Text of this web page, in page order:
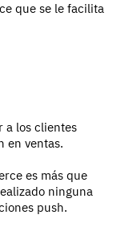
que se le facilita
a los clientes
en ventas.
es más que
ninguna
push.